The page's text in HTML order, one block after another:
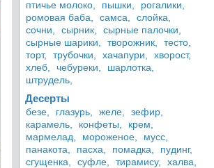
птичье молоко,
пышки,
рогалики,
ромовая баба,
самса,
слойка,
сочни,
сырник,
сырные палочки,
сырные шарики,
творожник,
тесто,
торт,
трубочки, хачапури,
хворост,
хлеб,
чебуреки,
шарлотка,
штрудель,
Десерты
безе, глазурь, желе,
зефир,
карамель,
конфеты,
крем,
мармелад,
мороженое,
мусс,
панакота,
пасха, помадка,
пудинг,
сгущенка,
суфле, тирамису,
халва,